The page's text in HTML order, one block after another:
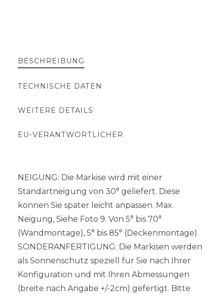
BESCHREIBUNG
TECHNISCHE DATEN
WEITERE DETAILS
EU-VERANTWORTLICHER
NEIGUNG: Die Markise wird mit einer
Standartneigung von 30° geliefert. Diese
können Sie später leicht anpassen. Max.
Neigung, Siehe Foto 9. Von 5° bis 70°
(Wandmontage), 5° bis 85° (Deckenmontage)
SONDERANFERTIGUNG: Die Markisen werden
als Sonnenschutz speziell für Sie nach Ihrer
Konfiguration und mit Ihren Abmessungen
(breite nach Angabe +/-2cm) gefertigt. Bitte